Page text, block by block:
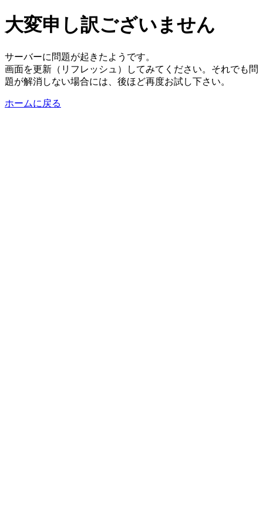
大変申し訳ございません
サーバーに問題が起きたようです。
画面を更新（リフレッシュ）してみてください。それでも問
題が解消しない場合には、後ほど再度お試し下さい。
ホームに戻る